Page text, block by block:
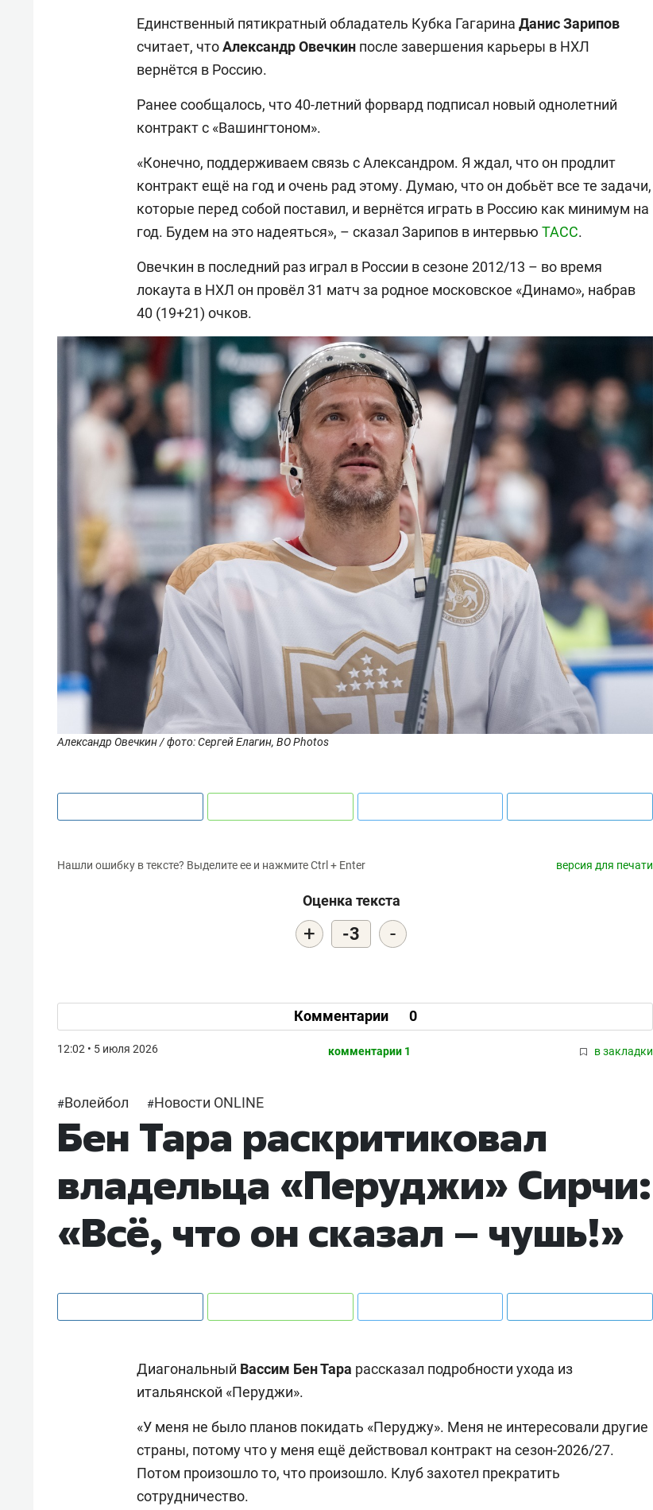
Единственный пятикратный обладатель Кубка Гагарина Данис Зарипов
считает, чтоАлександрОвечкин после завершения карьеры в НХЛ
вернётся в Россию.
Ранее сообщалось, что 40-летний форвард подписал новый однолетний
контракт с «Вашингтоном».
«Конечно, поддерживаем связь с Александром. Я ждал, что он продлит
контракт ещё на год и очень рад этому. Думаю, что он добьёт все те задачи,
которые перед собой поставил, и вернётся играть в Россию как минимум на
год. Будем на это надеяться», – сказал Зарипов в интервью ТАСС.
Овечкин в последний раз играл в России в сезоне 2012/13 – во время
локаута в НХЛ он провёл 31 матч за родное московское «Динамо», набрав
40 (19+21) очков.
Александр Овечкин / фото: Сергей Елагин, BO Photos
Нашли ошибку в тексте? Выделите ее и нажмите Ctrl + Enter версия для печати
Оценка текста
+ -3 -
Комментарии 0
12:02 • 5 июля 2026 комментарии 1 в закладки
#Волейбол #Новости ONLINE
Бен Тара раскритиковал
владельца «Перуджи» Сирчи:
«Всё, что он сказал – чушь!»
Диагональный Вассим Бен Тара рассказал подробности ухода из
итальянской «Перуджи».
«У меня не было планов покидать «Перуджу». Меня не интересовали другие
страны, потому что у меня ещё действовал контракт на сезон-2026/27.
Потом произошло то, что произошло. Клуб захотел прекратить
сотрудничество.